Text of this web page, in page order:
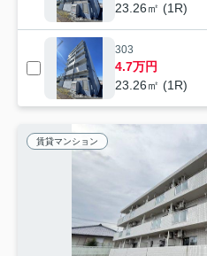
23.26㎡ (1R)
303
4.7万円
23.26㎡ (1R)
賃貸マンション